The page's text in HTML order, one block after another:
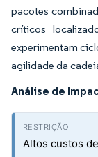
pacotes
críticos
experimentam
agilidade da
Análise de
Altos custos